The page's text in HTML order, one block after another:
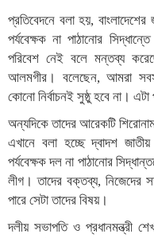
প্রতিবেদনে বলা হয়, বাংলাদেশের
পর্যবেক্ষক না পাঠানোর
পরিবেশ নেই বলে মন্তব্য
আলমগীর। বলেছেন, আমরা
কোনো নির্বাচনই সুষ্ঠু হবে না। এটা
অন্যদিকে তাদের আরেকটি
এখানে বলা হচ্ছে দ্বাদশ জাতীয়
পর্যবেক্ষক দল না পাঠানোর
লীগ। তাদের বক্তব্য, নিজেদের
পারে সেটা তাদের বিষয়।
দলীয় সভাপতি ও প্রধানমন্ত্রী